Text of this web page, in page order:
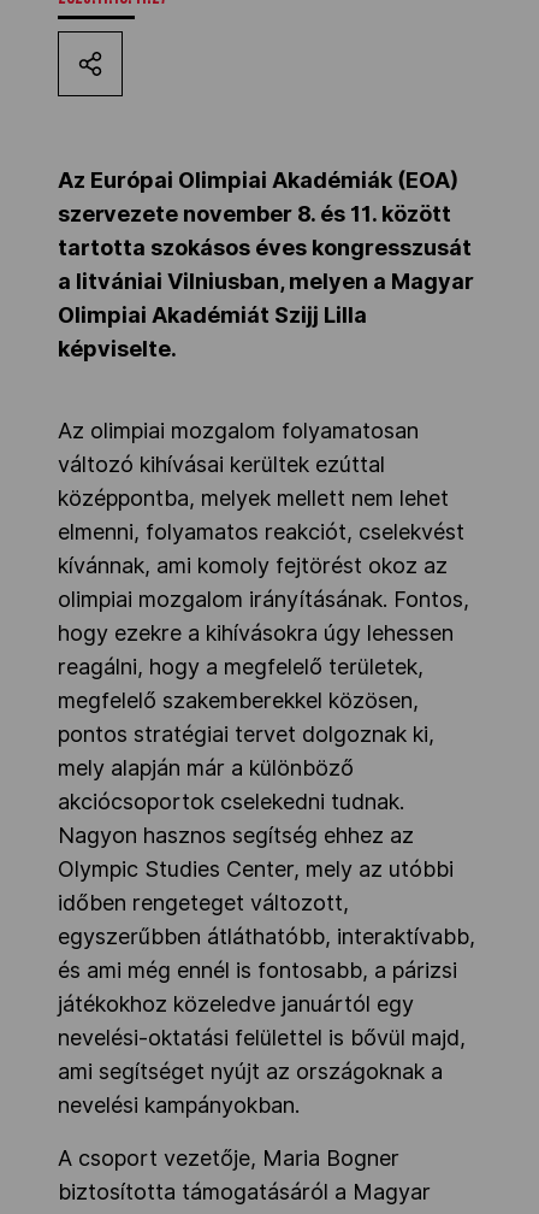
Kettőskarrier-program
Társszervezetek
OVEP
Adatbank
Az Európai Olimpiai Akadémiák (EOA)
szervezete november 8. és 11. között
tartotta szokásos éves kongresszusát
a litvániai Vilniusban, melyen a Magyar
Olimpiai Akadémiát Szijj Lilla
képviselte.
Az olimpiai mozgalom folyamatosan
változó kihívásai kerültek ezúttal
középpontba, melyek mellett nem lehet
elmenni, folyamatos reakciót, cselekvést
kívánnak, ami komoly fejtörést okoz az
olimpiai mozgalom irányításának. Fontos,
hogy ezekre a kihívásokra úgy lehessen
reagálni, hogy a megfelelő területek,
megfelelő szakemberekkel közösen,
pontos stratégiai tervet dolgoznak ki,
mely alapján már a különböző
akciócsoportok cselekedni tudnak.
Nagyon hasznos segítség ehhez az
Olympic Studies Center, mely az utóbbi
időben rengeteget változott,
egyszerűbben átláthatóbb, interaktívabb,
és ami még ennél is fontosabb, a párizsi
játékokhoz közeledve januártól egy
nevelési-oktatási felülettel is bővül majd,
ami segítséget nyújt az országoknak a
nevelési kampányokban.
A csoport vezetője, Maria Bogner
biztosította támogatásáról a Magyar